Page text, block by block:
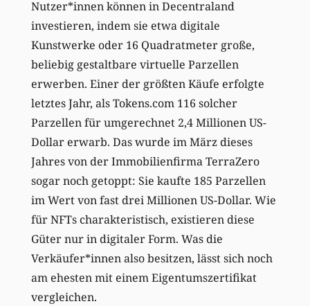
Nutzer*innen können in Decentraland
investieren, indem sie etwa digitale
Kunstwerke oder 16 Quadratmeter große,
beliebig gestaltbare virtuelle Parzellen
erwerben. Einer der größten Käufe erfolgte
letztes Jahr, als Tokens.com 116 solcher
Parzellen für umgerechnet 2,4 Millionen US-
Dollar erwarb. Das wurde im März dieses
Jahres von der Immobilienfirma TerraZero
sogar noch getoppt: Sie kaufte 185 Parzellen
im Wert von fast drei Millionen US-Dollar. Wie
für NFTs charakteristisch, existieren diese
Güter nur in digitaler Form. Was die
Verkäufer*innen also besitzen, lässt sich noch
am ehesten mit einem Eigentumszertifikat
vergleichen.